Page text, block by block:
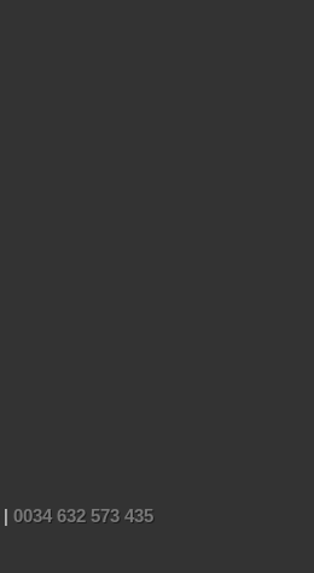
|0034 632 573 435